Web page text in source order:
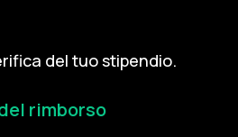
del tuo stipendio.
rimborso